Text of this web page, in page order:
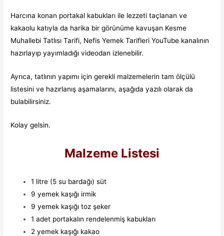
Harcına konan portakal kabukları ile lezzeti taçlanan ve
kakaolu katıyla da harika bir görünüme kavuşan Kesme
Muhallebi Tatlısı Tarifi, Nefis Yemek Tarifleri YouTube kanalının
hazırlayıp yayımladığı videodan izlenebilir.
Ayrıca, tatlının yapımı için gerekli malzemelerin tam ölçülü
listesini ve hazırlanış aşamalarını, aşağıda yazılı olarak da
bulabilirsiniz.
Kolay gelsin.
Malzeme Listesi
1 litre (5 su bardağı) süt
9 yemek kaşığı irmik
9 yemek kaşığı toz şeker
1 adet portakalın rendelenmiş kabukları
2 yemek kaşığı kakao